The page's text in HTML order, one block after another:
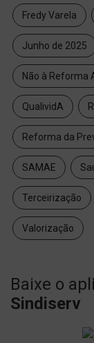
Fredy Varela
Junho de 2025
Não à Reforma
QualividA
Reforma da
SAMAE
Terceirização
Valorização
Baixe o
Sindiserv